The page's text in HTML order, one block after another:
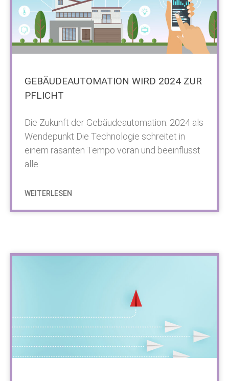
GEBÄUDEAUTOMATION WIRD 2024 ZUR
PFLICHT
Die Zukunft der Gebäudeautomation: 2024 als
Wendepunkt Die Technologie schreitet in
einem rasanten Tempo voran und beeinflusst
alle
WEITERLESEN